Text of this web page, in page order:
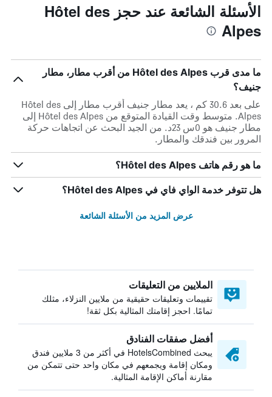
الأسئلة الشائعة عند حجز Hôtel des
Alpes
ما مدى قرب Hôtel des Alpes من أقرب مطار، مطار
جنيف؟
على بعد 30.6 كم ، يعد مطار جنيف أقرب مطار إلى Hôtel des
Alpes. متوسط وقت القيادة المتوقع من Hôtel des Alpes إلى
مطار جنيف هو 0س 23د. من الجيد البحث عن اتجاهات حركة
المرور بين فندقك والمطار.
ما هو رقم هاتف Hôtel des Alpes؟
هل تتوفر خدمة الواي فاي في Hôtel des Alpes؟
عرض المزيد من الأسئلة الشائعة
الملايين من التعليقات
تقييمات وتعليقات حقيقية من ملايين النزلاء، مثلك
تمامًا. احجز إقامتك المثالية بكل ثقة!
أفضل صفقات الفنادق
يبحث HotelsCombined في أكثر من 3 ملايين فندق
ومكان إقامة ويجمعهم في مكان واحد حتى تتمكن من
مقارنة أماكن الإقامة المثالية.